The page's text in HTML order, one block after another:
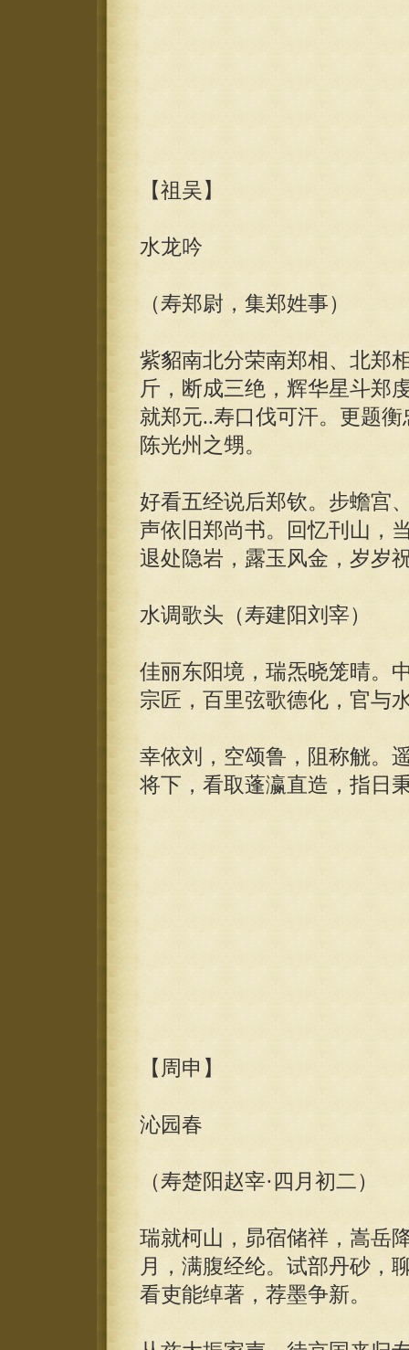
【祖吴】
水龙吟
（寿郑尉，集郑姓事）
紫貂南北分荣南郑相、北郑
斤，断成三绝，辉华星斗郑
就郑元..寿口伐可汗。更题
陈光州之甥。
好看五经说后郑钦。步蟾宫
声依旧郑尚书。回忆刊山，
退处隐岩，露玉风金，岁岁
水调歌头（寿建阳刘宰）
佳丽东阳境，瑞炁晓笼晴。
宗匠，百里弦歌德化，官与
幸依刘，空颂鲁，阻称觥。
将下，看取蓬瀛直造，指日
【周申】
沁园春
（寿楚阳赵宰·四月初二）
瑞就柯山，昴宿储祥，嵩岳
月，满腹经纶。试部丹砂，
看吏能绰著，荐墨争新。